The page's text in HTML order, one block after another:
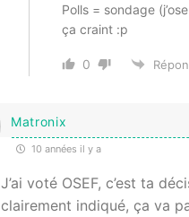
Polls = sondage
ça craint :p
0
Matronix
10 années il y a
J’ai voté OSEF, c’est ta
clairement indiqué, ça va